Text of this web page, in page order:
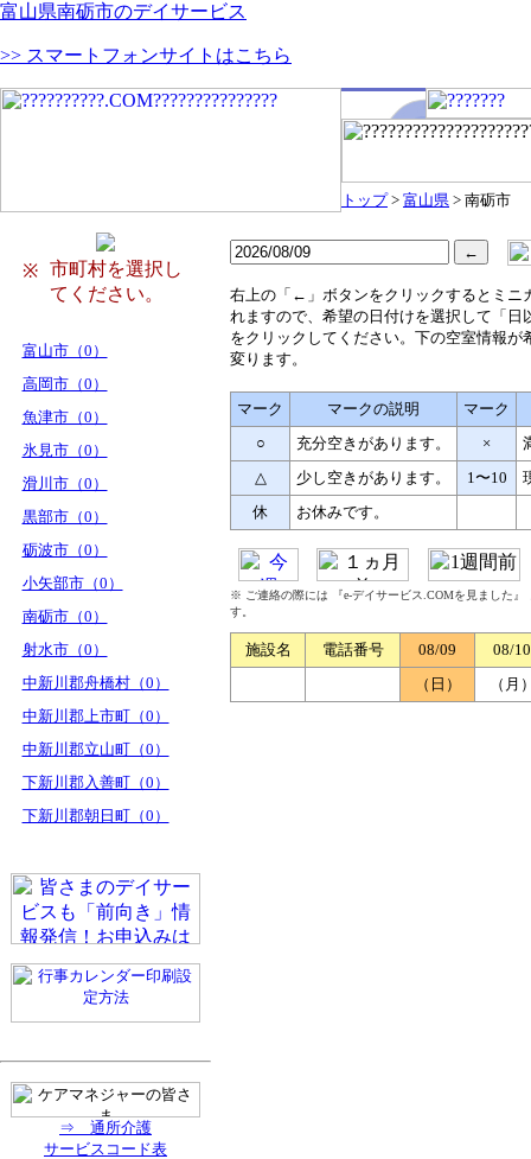
富山県南砺市のデイサービス
>> スマートフォンサイトはこちら
トップ> 富山県 > 南砺市
※
市町村を選択し
てください。
富山市（0）
高岡市（0）
魚津市（0）
氷見市（0）
滑川市（0）
黒部市（0）
砺波市（0）
小矢部市（0）
南砺市（0）
射水市（0）
中新川郡舟橋村（0）
中新川郡上市町（0）
中新川郡立山町（0）
下新川郡入善町（0）
下新川郡朝日町（0）
⇒ 通所介護
サービスコード表
右上の「←」ボタンをクリックするとミニ
れますので、希望の日付けを選択して「日
をクリックしてください。下の空室情報が
変ります。
マーク マークの説明
マーク
○
充分空きがあります。 ×
△
少し空きがあります。 1〜10
休
お休みです。
※ ご連絡の際には 『e-デイサービス.COMを見ました
す。
施設名 電話番号 08/09
08/10
（日）
（月